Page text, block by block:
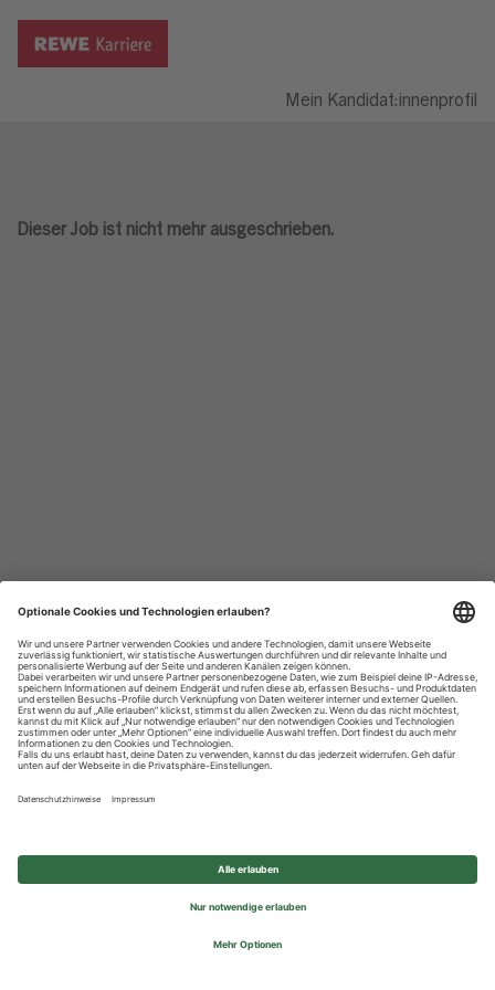
Mein Kandidat:innenprofil
Dieser Job ist nicht mehr ausgeschrieben.
Datenschutzhinweise
Impressum
Privatsphäre-Einstellungen
© 2026 REWE Group - All rights reserved